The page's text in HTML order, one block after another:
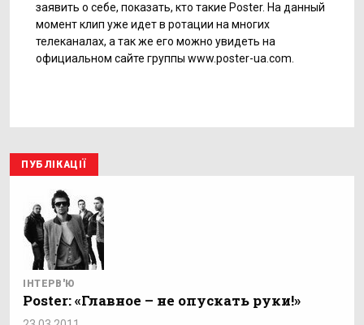
заявить о себе, показать, кто такие Poster. На данный
момент клип уже идет в ротации на многих
телеканалах, а так же его можно увидеть на
официальном сайте группы www.poster-ua.com.
ПУБЛІКАЦІЇ
ІНТЕРВ'Ю
Poster: «Главное – не опускать руки!»